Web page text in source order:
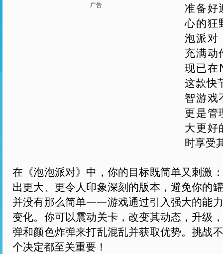
广告
准备好
心的狂
泡派对
充满动
现已在
这款快
智游戏
更是管
大更好
时享受
在《泡泡派对》中，你的目标既简单又刺激
出更大、更令人印象深刻的版本，避免你的
并没有那么简单——游戏通过引入强大的能
变化。你可以震动关卡，改变其动态，升级
弹和颜色炸弹来打乱混乱并获取优势。挑战
个决定都至关重要！